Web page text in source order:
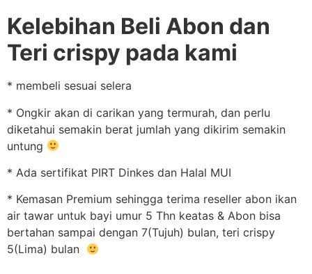
Kelebihan Beli Abon dan
Teri crispy pada kami
* membeli sesuai selera
* Ongkir akan di carikan yang termurah, dan perlu
diketahui semakin berat jumlah yang dikirim semakin
untung
* Ada sertifikat PIRT Dinkes dan Halal MUI
* Kemasan Premium sehingga terima reseller abon ikan
air tawar untuk bayi umur 5 Thn keatas & Abon bisa
bertahan sampai dengan 7(Tujuh) bulan, teri crispy
5(Lima) bulan